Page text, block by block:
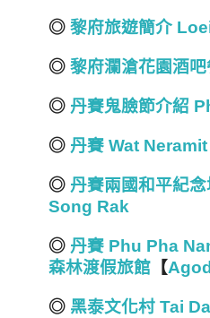
◎ 黎府旅遊簡介
◎ 黎府瀾滄花園酒
◎ 丹賽鬼臉節介紹
◎ 丹賽 Wat
◎ 丹賽兩國和平紀
Song Rak
◎ 丹賽 Phu Pha
森林渡假旅館 【
◎ 黑泰文化村 Tai